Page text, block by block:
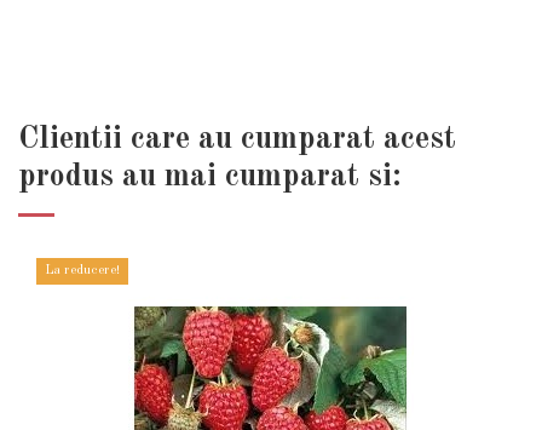
Clientii care au cumparat acest
produs au mai cumparat si:
La reducere!